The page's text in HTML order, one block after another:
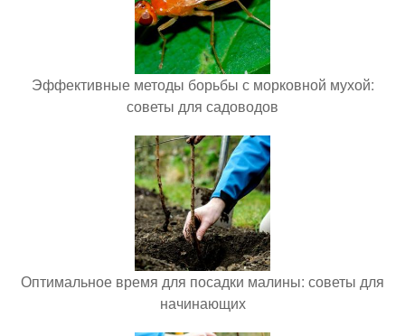
Эффективные методы борьбы с морковной мухой:
советы для садоводов
Оптимальное время для посадки малины: советы для
начинающих